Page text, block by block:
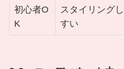
初心者O
K
スタイリング
すい